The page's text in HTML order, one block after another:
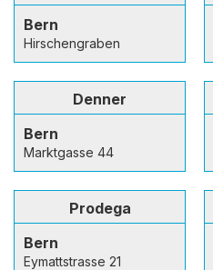
Bern
Hirschengraben
Denner
Bern
Marktgasse 44
Prodega
Bern
Eymattstrasse 21